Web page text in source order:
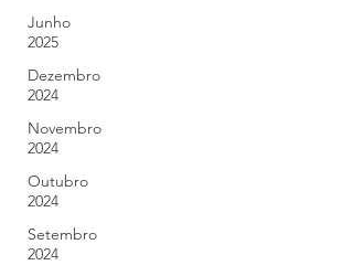
Junho
2025
Dezembro
2024
Novembro
2024
Outubro
2024
Setembro
2024